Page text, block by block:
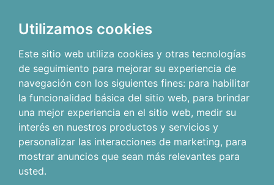
Utilizamos cookies
Este sitio web utiliza cookies y otras tecnologías
de seguimiento para mejorar su experiencia de
navegación con los siguientes fines: para habilitar
la funcionalidad básica del sitio web, para brindar
una mejor experiencia en el sitio web, medir su
interés en nuestros productos y servicios y
personalizar las interacciones de marketing, para
mostrar anuncios que sean más relevantes para
usted.